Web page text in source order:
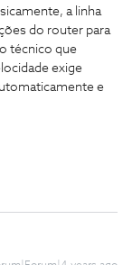
a linha
do router para
técnico que
exige
e